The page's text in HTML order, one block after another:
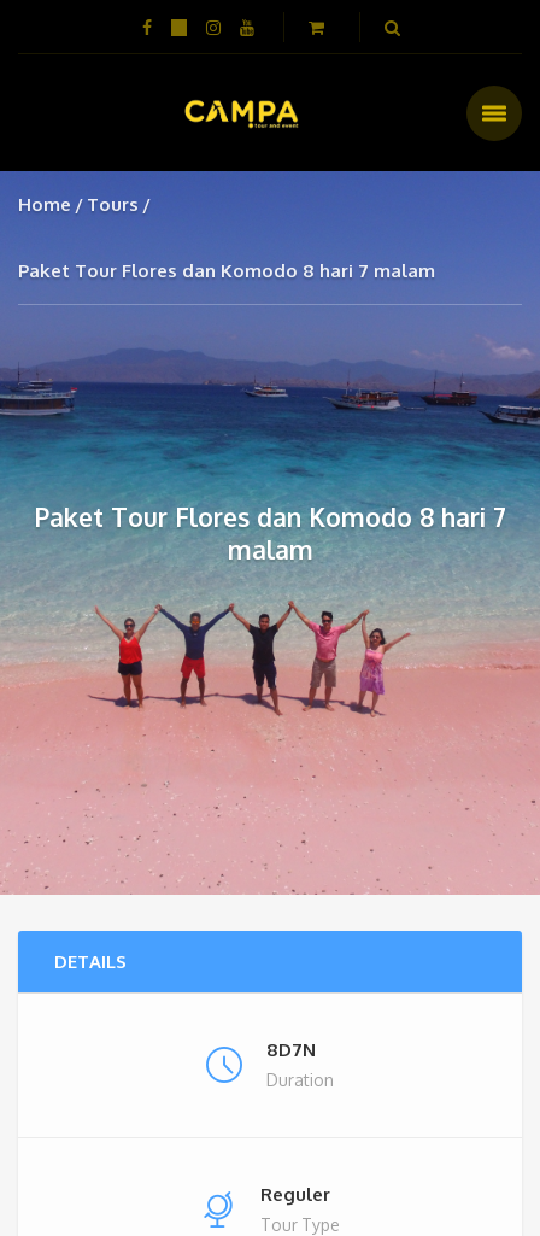
Home Tours
Paket Tour Flores dan Komodo 8 hari 7 malam
Paket Tour Flores dan Komodo 8 hari 7
malam
DETAILS
8D7N
Duration
Reguler
Tour Type